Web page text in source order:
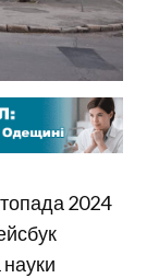
2024